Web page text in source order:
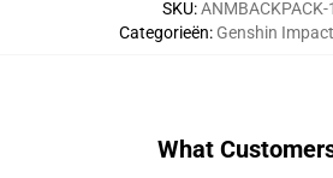
SKU:
Categorieën: Genshin
What